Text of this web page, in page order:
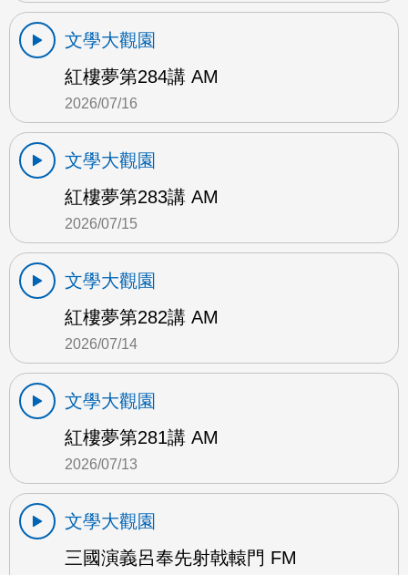
文學大觀園
紅樓夢第284講 AM
2026/07/16
文學大觀園
紅樓夢第283講 AM
2026/07/15
文學大觀園
紅樓夢第282講 AM
2026/07/14
文學大觀園
紅樓夢第281講 AM
2026/07/13
文學大觀園
三國演義呂奉先射戟轅門 FM